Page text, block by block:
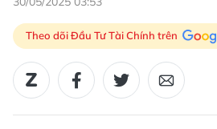
Theo dõi Đầu Tư Tài Chính trên